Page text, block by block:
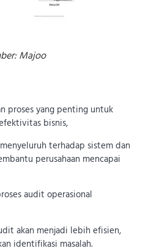
Majoo
proses yang penting untuk
bisnis,
terhadap sistem dan
perusahaan mencapai
audit operasional
akan menjadi lebih efisien,
identifikasi masalah.